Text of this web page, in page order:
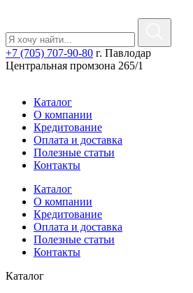
+7 (705) 707-90-80 г. Павлодар
Центральная промзона 265/1
Каталог
О компании
Кредитование
Оплата и доставка
Полезные статьи
Контакты
Каталог
О компании
Кредитование
Оплата и доставка
Полезные статьи
Контакты
Каталог